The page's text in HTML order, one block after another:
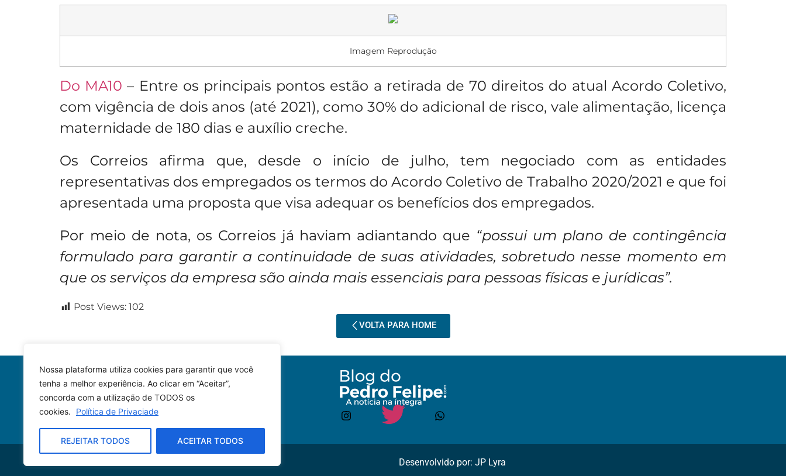
Nossa plataforma utiliza cookies para garantir que você
tenha a melhor experiência. Ao clicar em “Aceitar”,
concorda com a utilização de TODOS os
cookies.
Política de Privaciade
REJEITAR TODOS ACEITAR TODOS
Imagem Reprodução
Do MA10 – Entre os principais pontos estão a retirada de 70 direitos do atual Acordo Coletivo,
com vigência de dois anos (até 2021), como 30% do adicional de risco, vale alimentação, licença
maternidade de 180 dias e auxílio creche.
Os Correios afirma que, desde o início de julho, tem negociado com as entidades
representativas dos empregados os termos do Acordo Coletivo de Trabalho 2020/2021 e que foi
apresentada uma proposta que visa adequar os benefícios dos empregados.
Por meio de nota, os Correios já haviam adiantando que “possui um plano de contingência
formulado para garantir a continuidade de suas atividades, sobretudo nesse momento em
que os serviços da empresa são ainda mais essenciais para pessoas físicas e jurídicas”.
Post Views: 102
VOLTA PARA HOME
© 2023 – Todos os direitos reservados. Desenvolvido por: JP Lyra